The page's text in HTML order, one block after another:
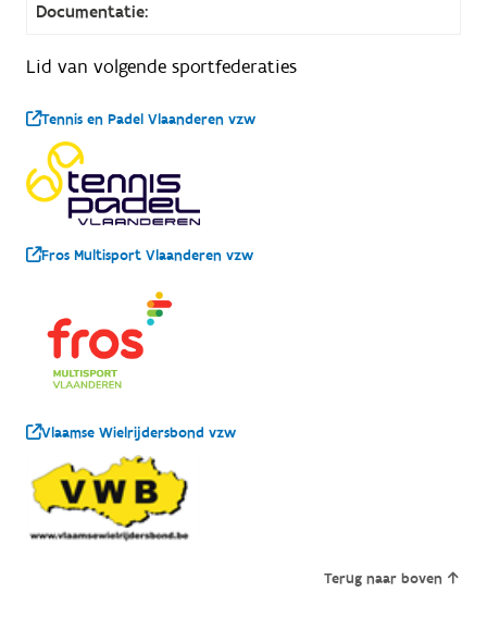
Documentatie:
Lid van volgende sportfederaties
Tennis en Padel Vlaanderen vzw
Fros Multisport Vlaanderen vzw
Vlaamse Wielrijdersbond vzw
Terug naar boven